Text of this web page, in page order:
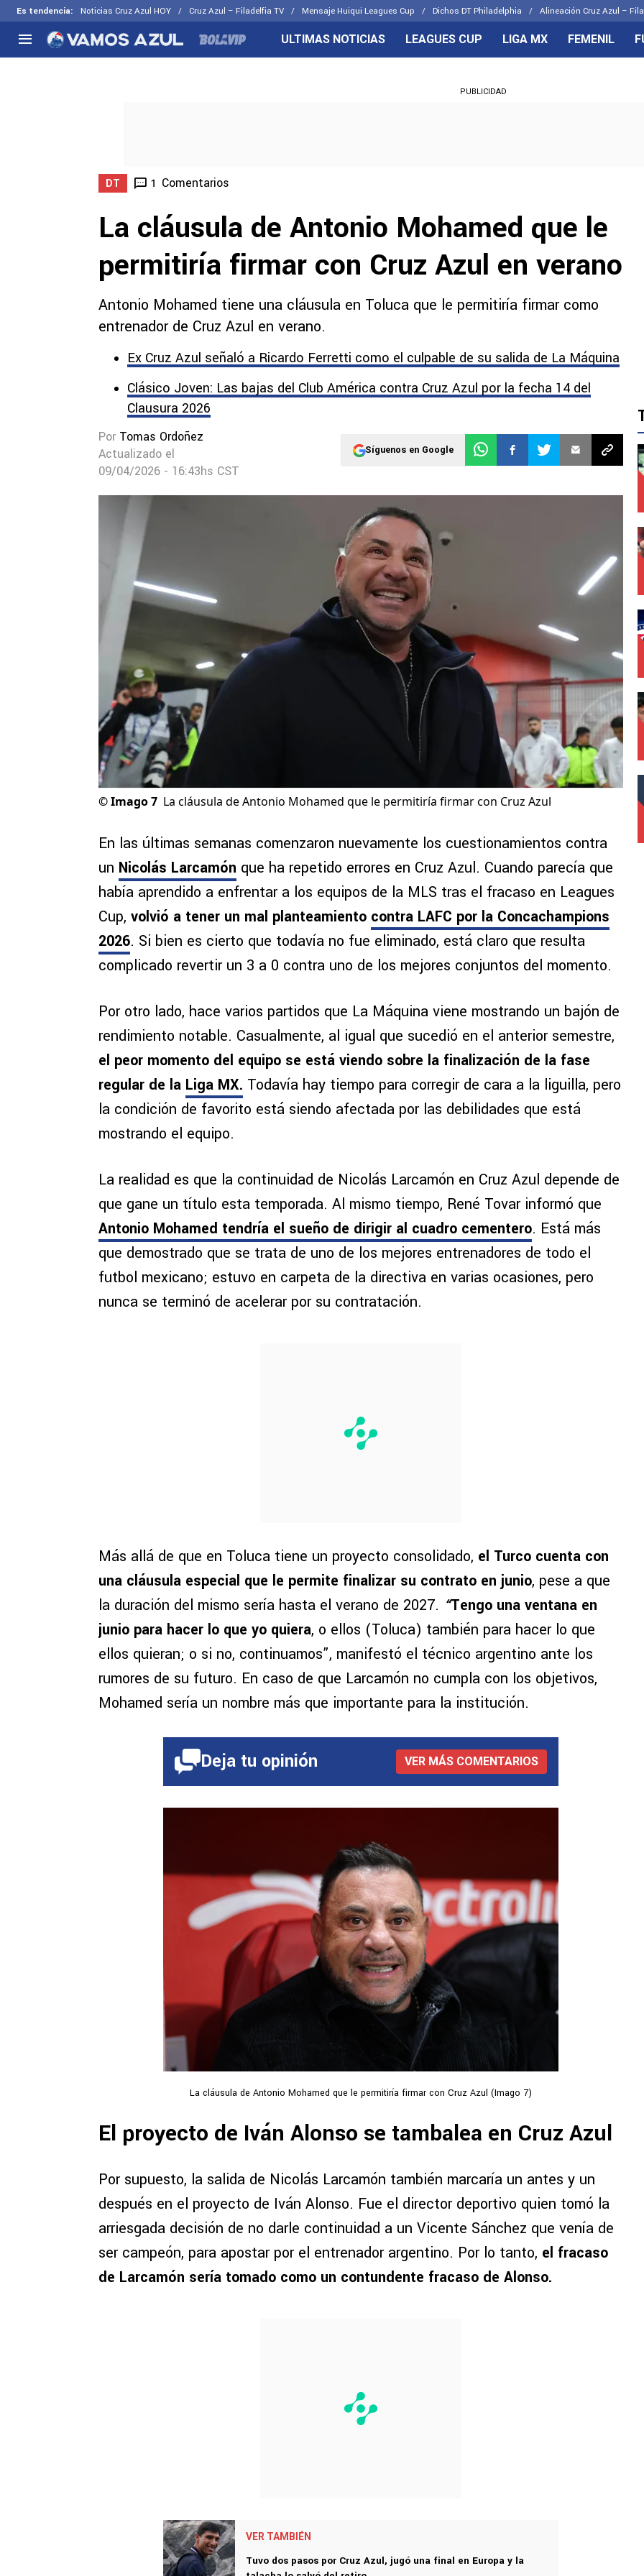
Es tendencia: Noticias Cruz Azul HOY Cruz Azul – Filadelfia TV Mensaje Huiqui Leagues Cup Dichos DT Philadelphia Alineación Cruz Azul –
Selección Mexicana
CELESTES
ULTIMAS NOTICIAS LEAGUES CUP LIGA MX FEMENIL
PUBLICIDAD
DT 1 Comentarios
La cláusula de Antonio Mohamed que le
permitiría firmar con Cruz Azul en verano
Antonio Mohamed tiene una cláusula en Toluca que le permitiría firmar como
entrenador de Cruz Azul en verano.
Ex Cruz Azul señaló a Ricardo Ferretti como el culpable de su salida de La Máquina
Clásico Joven: Las bajas del Club América contra Cruz Azul por la fecha 14 del
Clausura 2026
Por Tomas Ordoñez
Actualizado el
09/04/2026 - 16:43hs CST
Síguenos en Google
©Imago 7 La cláusula de Antonio Mohamed que le permitiría firmar con Cruz Azul
En las últimas semanas comenzaron nuevamente los cuestionamientos contra
un Nicolás Larcamón que ha repetido errores en Cruz Azul. Cuando parecía que
había aprendido a enfrentar a los equipos de la MLS tras el fracaso en Leagues
Cup, volvió a tener un mal planteamiento contra LAFC por la Concachampions
2026. Si bien es cierto que todavía no fue eliminado, está claro que resulta
complicado revertir un 3 a 0 contra uno de los mejores conjuntos del momento.
Por otro lado, hace varios partidos que La Máquina viene mostrando un bajón de
rendimiento notable. Casualmente, al igual que sucedió en el anterior semestre,
el peor momento del equipo se está viendo sobre la finalización de la fase
regular de la Liga MX. Todavía hay tiempo para corregir de cara a la liguilla, pero
la condición de favorito está siendo afectada por las debilidades que está
mostrando el equipo.
La realidad es que la continuidad de Nicolás Larcamón en Cruz Azul depende de
que gane un título esta temporada. Al mismo tiempo, René Tovar informó que
Antonio Mohamed tendría el sueño de dirigir al cuadro cementero. Está más
que demostrado que se trata de uno de los mejores entrenadores de todo el
futbol mexicano; estuvo en carpeta de la directiva en varias ocasiones, pero
nunca se terminó de acelerar por su contratación.
Más allá de que en Toluca tiene un proyecto consolidado, el Turco cuenta con
una cláusula especial que le permite finalizar su contrato en junio, pese a que
la duración del mismo sería hasta el verano de 2027. “Tengo una ventana en
junio para hacer lo que yo quiera, o ellos (Toluca) también para hacer lo que
ellos quieran; o si no, continuamos”, manifestó el técnico argentino ante los
rumores de su futuro. En caso de que Larcamón no cumpla con los objetivos,
Mohamed sería un nombre más que importante para la institución.
Deja tu opinión VER MÁS COMENTARIOS
La cláusula de Antonio Mohamed que le permitiría firmar con Cruz Azul (Imago 7)
El proyecto de Iván Alonso se tambalea en Cruz Azul
Por supuesto, la salida de Nicolás Larcamón también marcaría un antes y un
después en el proyecto de Iván Alonso. Fue el director deportivo quien tomó la
arriesgada decisión de no darle continuidad a un Vicente Sánchez que venía de
ser campeón, para apostar por el entrenador argentino. Por lo tanto, el fracaso
de Larcamón sería tomado como un contundente fracaso de Alonso.
VER TAMBIÉN
Tuvo dos pasos por Cruz Azul, jugó una final en Europa y la